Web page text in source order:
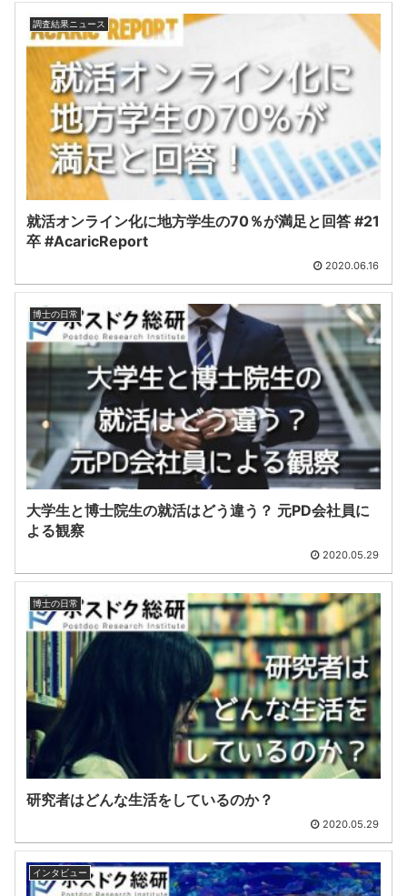
調査結果ニュース
就活オンライン化に地方学生の70％が満足と回答 #21
卒 #AcaricReport
2020.06.16
博士の日常
大学生と博士院生の就活はどう違う？ 元PD会社員に
よる観察
2020.05.29
博士の日常
研究者はどんな生活をしているのか？
2020.05.29
インタビュー